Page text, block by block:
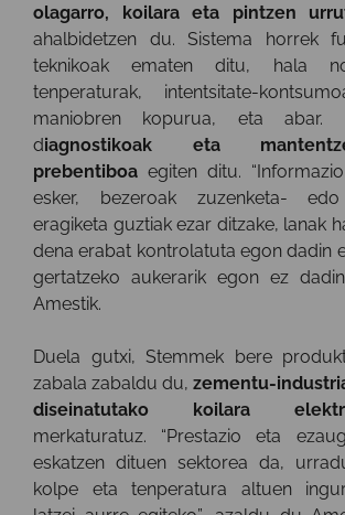
olagarro, koilara eta pintzen
ahalbidetzen du. Sistema horrek
teknikoak ematen ditu, hala
tenperaturak, intentsitate-
maniobren kopurua, eta abar.
diagnostikoak eta
prebentiboa egiten ditu.
esker, bezeroak zuzenketa-
eragiketa guztiak ezar ditzake, lanak
dena erabat kontrolatuta egon dadin
gertatzeko aukerarik egon ez
Amestik.
Duela gutxi, Stemmek bere
zabala zabaldu du, zementu-
diseinatutako koilara
merkaturatuz. “Prestazio eta
eskatzen dituen sektorea da,
kolpe eta tenperatura altuen